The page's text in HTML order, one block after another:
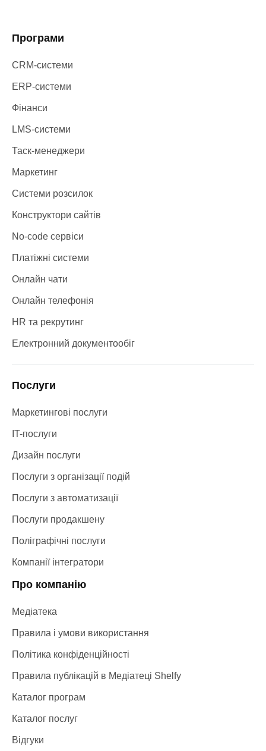
Програми
CRM-системи
ERP-системи
Фінанси
LMS-системи
Таск-менеджери
Маркетинг
Системи розсилок
Конструктори сайтів
No-code сервіси
Платіжні системи
Онлайн чати
Онлайн телефонія
HR та рекрутинг
Електронний документообіг
Послуги
Маркетингові послуги
IT-послуги
Дизайн послуги
Послуги з організації подій
Послуги з автоматизації
Послуги продакшену
Поліграфічні послуги
Компанії інтегратори
Про компанію
Медіатека
Правила і умови використання
Політика конфіденційності
Правила публікацій в Медіатеці Shelfy
Каталог програм
Каталог послуг
Відгуки